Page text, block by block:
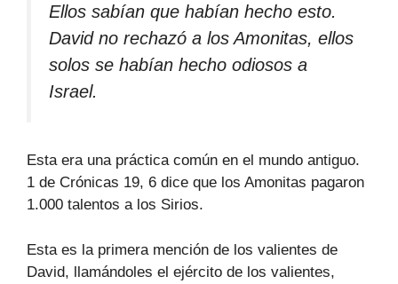
Ellos sabían que habían hecho esto.
David no rechazó a los Amonitas, ellos
solos se habían hecho odiosos a
Israel.
Esta era una práctica común en el mundo antiguo.
1 de Crónicas 19, 6 dice que los Amonitas pagaron
1.000 talentos a los Sirios.
Esta es la primera mención de los valientes de
David, llamándoles el ejército de los valientes,